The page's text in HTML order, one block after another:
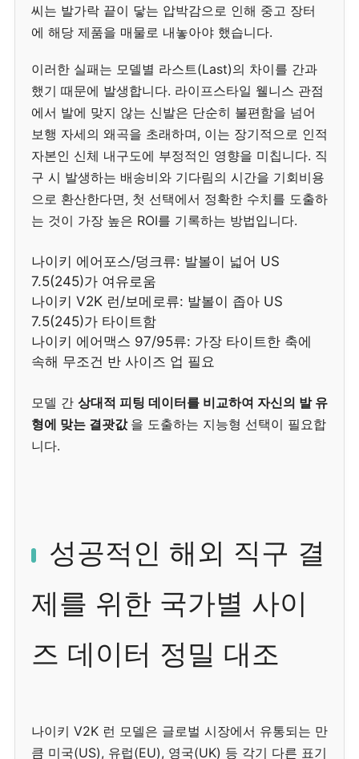
씨는 발가락 끝이 닿는 압박감으로 인해 중고 장터
에 해당 제품을 매물로 내놓아야 했습니다.
이러한 실패는 모델별 라스트(Last)의 차이를 간과
했기 때문에 발생합니다. 라이프스타일 웰니스 관점
에서 발에 맞지 않는 신발은 단순히 불편함을 넘어
보행 자세의 왜곡을 초래하며, 이는 장기적으로 인적
자본인 신체 내구도에 부정적인 영향을 미칩니다. 직
구 시 발생하는 배송비와 기다림의 시간을 기회비용
으로 환산한다면, 첫 선택에서 정확한 수치를 도출하
는 것이 가장 높은 ROI를 기록하는 방법입니다.
나이키 에어포스/덩크류: 발볼이 넓어 US
7.5(245)가 여유로움
나이키 V2K 런/보메로류: 발볼이 좁아 US
7.5(245)가 타이트함
나이키 에어맥스 97/95류: 가장 타이트한 축에
속해 무조건 반 사이즈 업 필요
모델 간 상대적 피팅 데이터를 비교하여 자신의 발 유
형에 맞는 결괏값 을 도출하는 지능형 선택이 필요합
니다.
성공적인 해외 직구 결
제를 위한 국가별 사이
즈 데이터 정밀 대조
나이키 V2K 런 모델은 글로벌 시장에서 유통되는 만
큼 미국(US), 유럽(EU), 영국(UK) 등 각기 다른 표기